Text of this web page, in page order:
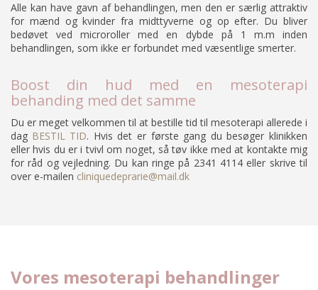
Alle kan have gavn af behandlingen, men den er særlig attraktiv
for mænd og kvinder fra midttyverne og op efter. Du bliver
bedøvet ved microroller med en dybde på 1 m.m inden
behandlingen, som ikke er forbundet med væsentlige smerter.
Boost din hud med en mesoterapi
behanding med det samme
Du er meget velkommen til at bestille tid til mesoterapi allerede i
dag BESTIL TID. Hvis det er første gang du besøger klinikken
eller hvis du er i tvivl om noget, så tøv ikke med at kontakte mig
for råd og vejledning. Du kan ringe på 2341 4114 eller skrive til
over e-mailen cliniquedeprarie@mail.dk
Vores mesoterapi behandlinger